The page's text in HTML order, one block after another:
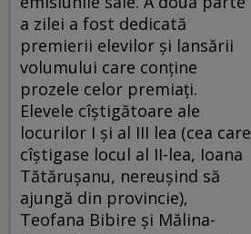
a zilei a fost dedicată
premierii elevilor și lansării
volumului care conține
prozele celor premiați.
Elevele cîștigătoare ale
locurilor I și al III lea (cea care
cîștigase locul al II-lea, Ioana
Tătărușanu, nereușind să
ajungă din provincie),
Teofana Bibire și Mălina-